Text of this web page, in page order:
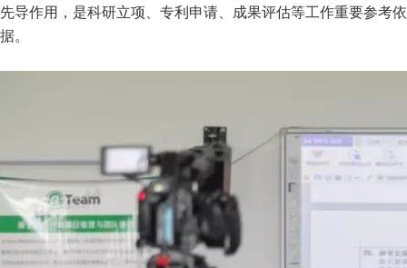
先导作用，是科研立项、专利申请、成果评估等工作重要参考依
据。